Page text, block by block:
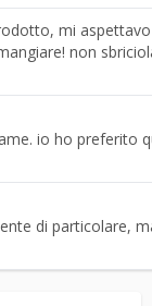
mi
non
io ho preferito
di particolare,